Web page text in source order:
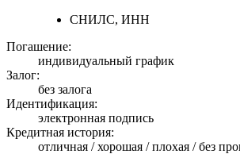
СНИЛС, ИНН
Погашение:
индивидуальный график
Залог:
без залога
Идентификация:
электронная подпись
Кредитная история:
отличная / хорошая / плохая / без